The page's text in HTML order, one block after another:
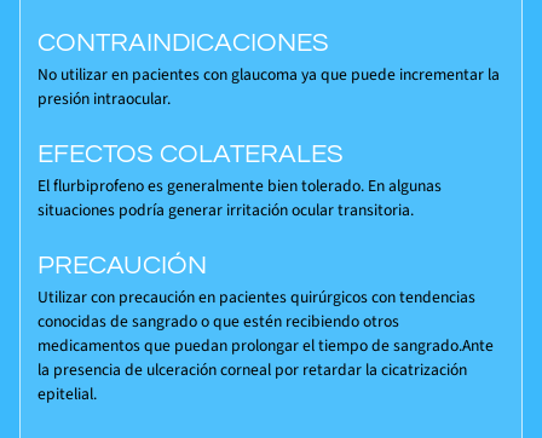
CONTRAINDICACIONES
No utilizar en pacientes con glaucoma ya que puede incrementar la
presión intraocular.
EFECTOS COLATERALES
El flurbiprofeno es generalmente bien tolerado. En algunas
situaciones podría generar irritación ocular transitoria.
PRECAUCIÓN
Utilizar con precaución en pacientes quirúrgicos con tendencias
conocidas de sangrado o que estén recibiendo otros
medicamentos que puedan prolongar el tiempo de sangrado.Ante
la presencia de ulceración corneal por retardar la cicatrización
epitelial.